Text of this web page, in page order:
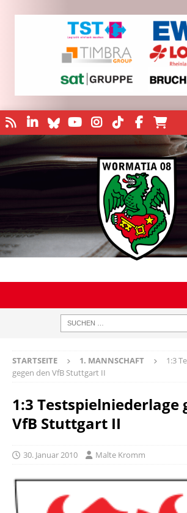
STARTSEITE 1. MANNSCHAFT
1:3
gegen den VfB Stuttgart II
1:3 Testspielniederlage
VfB Stuttgart II
30. Januar 2010 Malte Kromm